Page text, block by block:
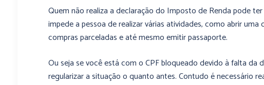
Quem não realiza a declaração do Imposto de Renda pode
impede a pessoa de realizar várias atividades, como abrir uma
compras parceladas e até mesmo emitir passaporte.
Ou seja se você está com o CPF bloqueado devido à falta da
regularizar a situação o quanto antes. Contudo é necessário